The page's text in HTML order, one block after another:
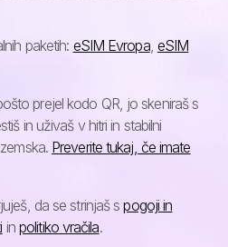
paketih: eSIM Evropa, eSIM
prejel kodo QR, jo skeniraš s
in uživaš v hitri in stabilni
Preverite tukaj, če imate
da se strinjaš spogoji in
in politiko vračila.